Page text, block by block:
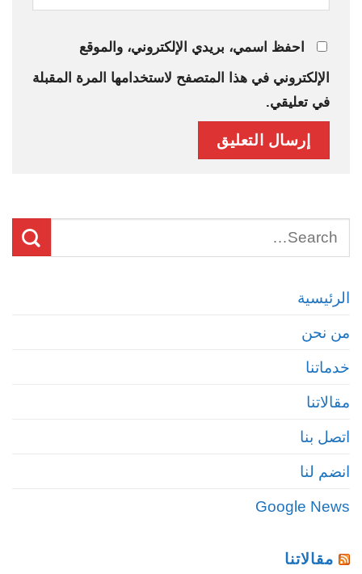
الرئيسية
من نحن
خدماتنا
مقالاتنا
اتصل بنا
انضم لنا
Google News
مقالاتنا
احفظ اسمي، بريدي الإلكتروني، والموقع
الإلكتروني في هذا المتصفح لاستخدامها المرة المقبلة
في تعليقي.